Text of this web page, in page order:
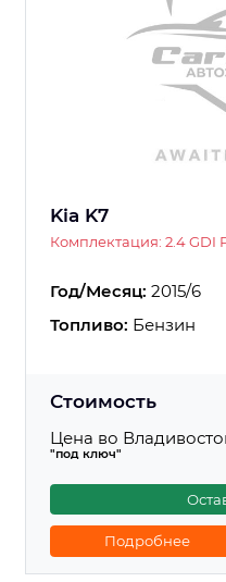
Kia K7
Комплектация: 2.4 GDI
Год/Месяц: 2015/6
Топливо: Бензин
Стоимость
Цена во
"под ключ"
Подробнее